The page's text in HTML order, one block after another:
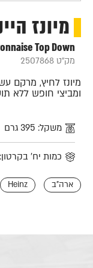
מיונז
Top Down
מק"ט 2507868
מיונז לחיץ, מרקם
ומביצי חופש ללא
משקל: 395 גרם
כמות יח' בקרטון: 10
ארה"ב Heinz